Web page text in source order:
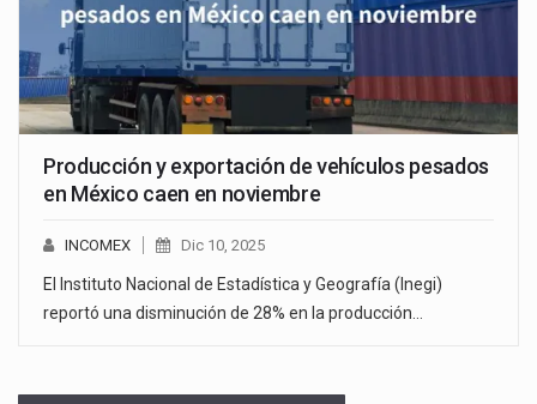
Producción y exportación de vehículos pesados
en México caen en noviembre
INCOMEX Dic 10, 2025
El Instituto Nacional de Estadística y Geografía (Inegi)
reportó una disminución de 28% en la producción…